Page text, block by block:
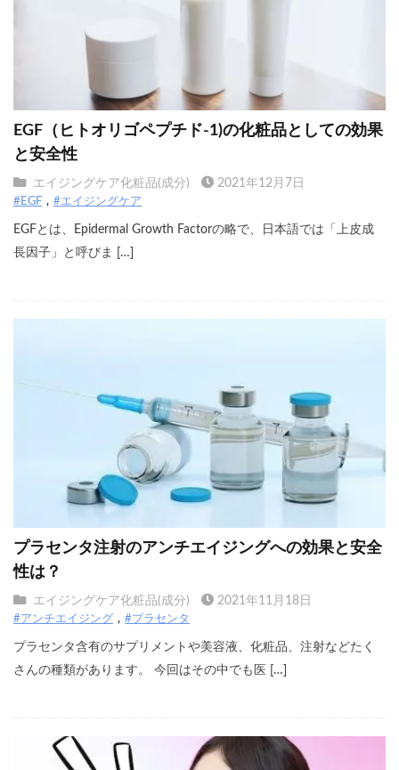
EGF（ヒトオリゴペプチド-1)の化粧品としての効果
と安全性
エイジングケア化粧品(成分) 2021年12月7日
#EGF #エイジングケア
EGFとは、Epidermal Growth Factorの略で、日本語では「上皮成
長因子」と呼びま […]
プラセンタ注射のアンチエイジングへの効果と安全
性は？
エイジングケア化粧品(成分) 2021年11月18日
#アンチエイジング #プラセンタ
プラセンタ含有のサプリメントや美容液、化粧品、注射などたく
さんの種類があります。 今回はその中でも医 […]